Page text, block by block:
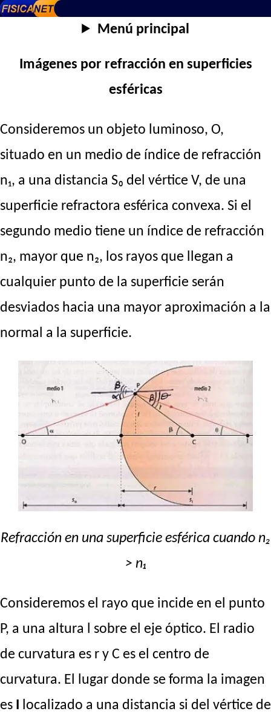
Menú principal
Imágenes por refracción en superficies
esféricas
Consideremos un objeto luminoso, O,
situado en un medio de índice de refracción
n₁, a una distancia S₀ del vértice V, de una
superficie refractora esférica convexa. Si el
segundo medio tiene un índice de refracción
n₂, mayor que n₂, los rayos que llegan a
cualquier punto de la superficie serán
desviados hacia una mayor aproximación a la
normal a la superficie.
Refracción en una superficie esférica cuando n₂
> n₁
Consideremos el rayo que incide en el punto
P, a una altura l sobre el eje óptico. El radio
de curvatura es r y C es el centro de
curvatura. El lugar donde se forma la imagen
es I localizado a una distancia si del vértice de